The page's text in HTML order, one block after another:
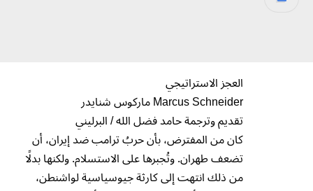
العجز الاستراتيجي
Marcus Schneider ماركوس شنايدر
تقديم وترجمة حامد فضل الله / البرليني
كان من المفترض، بأن حربُ ترامب ضد إيران، أن
تضعف طهران. وتُجبرها على الاستسلام. ولكنها بدلًا
من ذلك انتهت إلى كارثة جيوسياسية لواشنطن،